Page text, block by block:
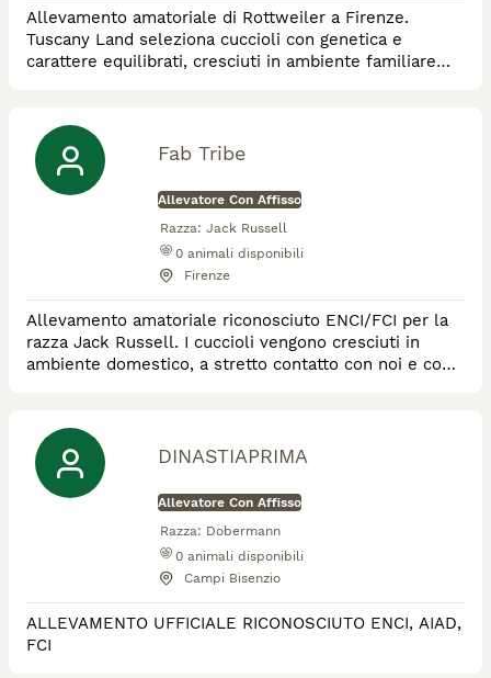
Allevamento amatoriale di Rottweiler a Firenze.
Tuscany Land seleziona cuccioli con genetica e
carattere equilibrati, cresciuti in ambiente familiare
nei primi mesi grazie a patentino ENCI.
Fab Tribe
Allevatore Con Affisso
Razza: Jack Russell
0 animali disponibili
Firenze
Allevamento amatoriale riconosciuto ENCI/FCI per la
razza Jack Russell. I cuccioli vengono cresciuti in
ambiente domestico, a stretto contatto con noi e con i
esteri e/o internazionali di bellezza, e questo dato non
è un dettaglio "vanitoso", ma è una ulteriore sicurezza
sulla conformità dei nost
DINASTIAPRIMA
Allevatore Con Affisso
Razza: Dobermann
0 animali disponibili
Campi Bisenzio
ALLEVAMENTO UFFICIALE RICONOSCIUTO ENCI, AIAD,
FCI